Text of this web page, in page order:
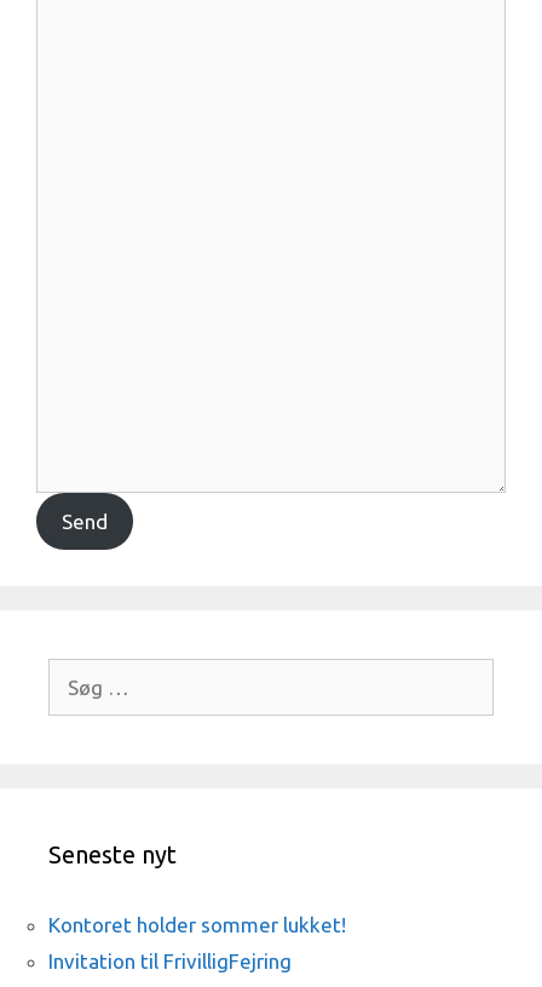
Send
efter:
Seneste nyt
Kontoret holder sommer lukket!
Invitation til FrivilligFejring